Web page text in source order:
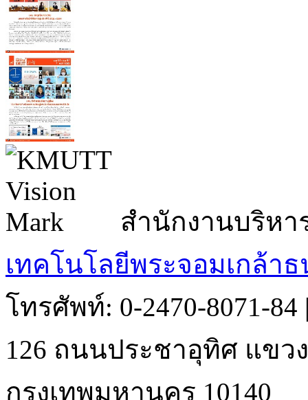
สำนักงานบริห
เทคโนโลยีพระจอมเกล้า
โทรศัพท์: 0-2470-8071-84
126 ถนนประชาอุทิศ แขว
กรุงเทพมหานคร 10140